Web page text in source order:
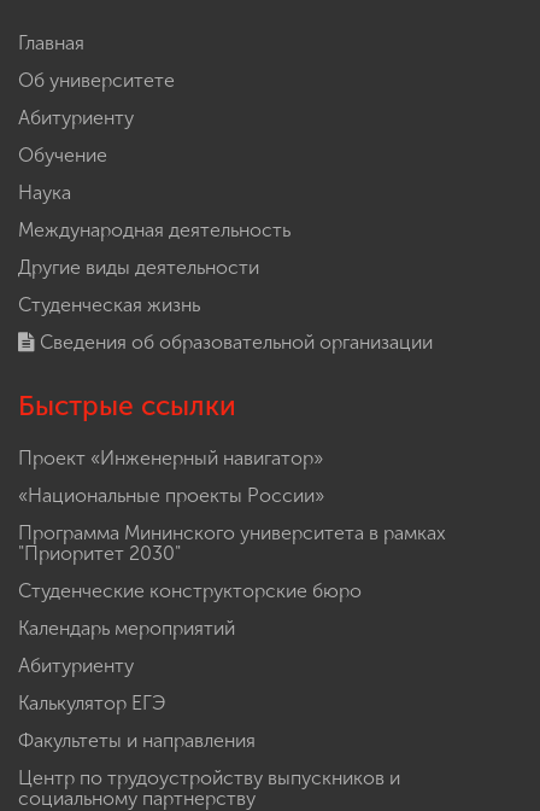
Главная
Об университете
Абитуриенту
Обучение
Наука
Международная деятельность
Другие виды деятельности
Студенческая жизнь
Сведения об образовательной организации
Быстрые ссылки
Проект «Инженерный навигатор»
«Национальные проекты России»
Программа Мининского университета в рамках
"Приоритет 2030"
Студенческие конструкторские бюро
Календарь мероприятий
Абитуриенту
Калькулятор ЕГЭ
Факультеты и направления
Центр по трудоустройству выпускников и
социальному партнерству